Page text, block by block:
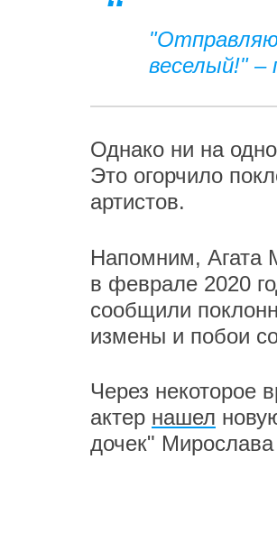
веселый!" –
Однако ни на
Это огорчило
артистов.
Напомним, Агата
в феврале 2020
сообщили
измены и побои
Через некоторое
актер нашел
дочек"